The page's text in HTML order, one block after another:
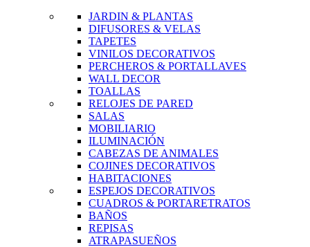
JARDIN & PLANTAS
DIFUSORES & VELAS
TAPETES
VINILOS DECORATIVOS
PERCHEROS & PORTALLAVES
WALL DECOR
TOALLAS
RELOJES DE PARED
SALAS
MOBILIARIO
ILUMINACIÓN
CABEZAS DE ANIMALES
COJINES DECORATIVOS
HABITACIONES
ESPEJOS DECORATIVOS
CUADROS & PORTARETRATOS
BAÑOS
REPISAS
ATRAPASUEÑOS